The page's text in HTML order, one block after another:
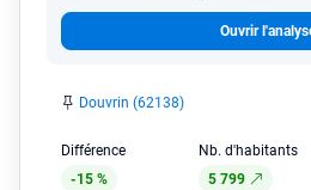
Ouvrir
Douvrin (62138)
Différence
-15 %
Nb. d'habitants
5 799